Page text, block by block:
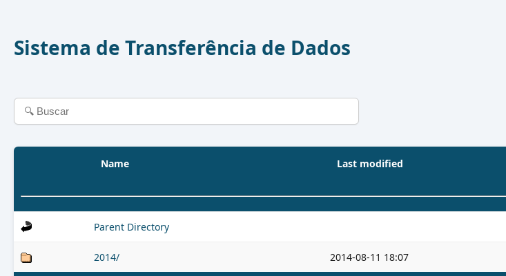
Sistema de Transferência de Dados
Name Last modified
Parent Directory
2014/ 2014-08-11 18:07